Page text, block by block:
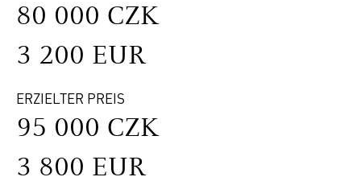
80 000 CZK
3 200 EUR
ERZIELTER PREIS
95 000 CZK
3 800 EUR